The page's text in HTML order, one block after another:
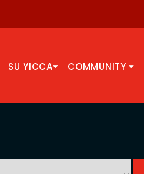
SU YICCA COMMUNITY